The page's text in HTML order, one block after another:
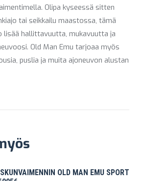
Olipa kyseessä sitten
tai seikkailu maastossa, tämä
lisää hallittavuutta, mukavuutta ja
Old Man Emu tarjoaa myös
puslia ja muita ajoneuvon alustan
ISKUNVAIMENNIN OLD MAN EMU SPORT